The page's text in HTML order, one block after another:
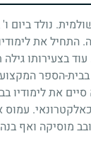
נולד ביום
התחיל את
בצעירותו גילה
הספר
את לימודיו
עמוס
מוסיקה ואף